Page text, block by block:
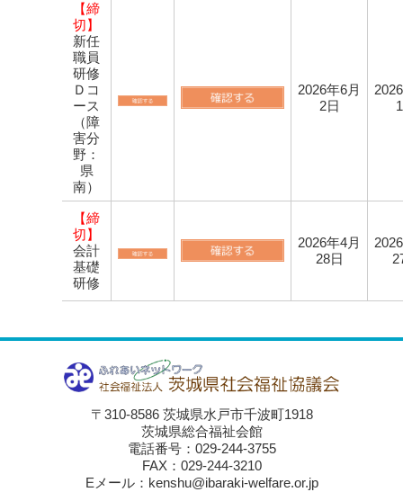
【締
切】
新任
職員
研修
Ｄコ
ース
（障
害分
野：
県
南）
2026年6月
2日
【締
切】
会計
基礎
研修
2026年4月
28日
〒310-8586 茨城県水戸市千波町1918
茨城県総合福祉会館
電話番号：029-244-3755
FAX：029-244-3210
Eメール：kenshu@ibaraki-welfare.or.jp